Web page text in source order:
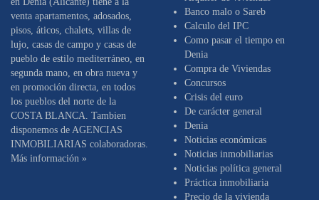
venta apartamentos, adosados,
pisos, áticos, chalets, villas de
lujo, casas de campo y casas de
pueblo de estilo mediterráneo, en
segunda mano, en obra nueva y
en promoción directa, en todos
los pueblos del norte de la
COSTA BLANCA. Tambien
disponemos de AGENCIAS
INMOBILIARIAS colaboradoras.
Más información »
Banco malo o Sareb
Calculo del IPC
Como pasar el tiempo en
Denia
Compra de Viviendas
Concursos
Crisis del euro
De carácter general
Denia
Noticias económicas
Noticias inmobiliarias
Noticias política general
Práctica inmobiliaria
Precio de la vivienda